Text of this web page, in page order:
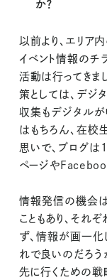
か？
以前より、エリア
イベント情報のチ
活動は行ってきま
策としては、デジ
収集もデジタル
はもちろん、在校
思いで、ブログは
ページや
情報発信の機会
こともあり、それ
ず、情報が画一化
れで良いのだろう
先に行くための戦